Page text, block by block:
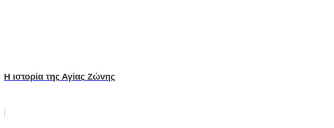
Η ιστορία της Αγίας Ζώνης